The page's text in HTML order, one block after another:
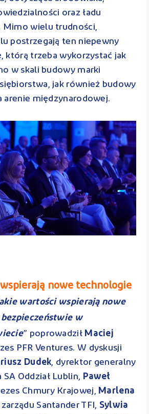
oraz ładu
Mimo wielu trudności,
postrzegają ten niepewny
którą trzeba wykorzystać jak
w skali budowy marki
jak również budowy
arenie międzynarodowej.
nowe technologie
wartości wspierają nowe
w
” poprowadził Maciej
PFR Ventures. W dyskusji
Dudek, dyrektor generalny
SA Oddział Lublin, Paweł
Chmury Krajowej, Marlena
Santander TFI, Sylwia